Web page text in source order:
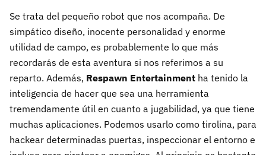
Se trata del pequeño robot que nos acompaña. De
simpático diseño, inocente personalidad y enorme
utilidad de campo, es probablemente lo que más
recordarás de esta aventura si nos referimos a su
reparto. Además, Respawn Entertainment ha tenido la
inteligencia de hacer que sea una herramienta
tremendamente útil en cuanto a jugabilidad, ya que tiene
muchas aplicaciones. Podemos usarlo como tirolina, para
hackear determinadas puertas, inspeccionar el entorno e